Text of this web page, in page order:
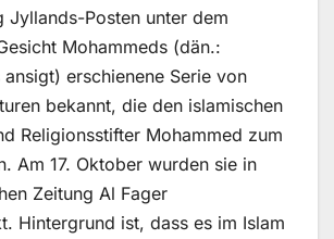
Jyllands-Posten unter dem
Mohammeds (dän.:
ansigt) erschienene Serie von
bekannt, die den islamischen
Religionsstifter Mohammed zum
Am 17. Oktober wurden sie in
Zeitung Al Fager
Hintergrund ist, dass es im Islam